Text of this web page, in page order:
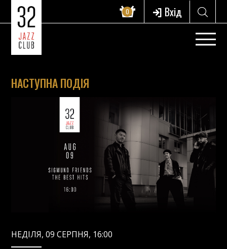
0 Вхід
НАСТУПНА ПОДІЯ
НЕДІЛЯ, 09 СЕРПНЯ, 16:00